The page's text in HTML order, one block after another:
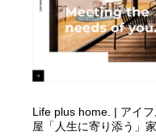
Life plus home. | アイ
屋「人生に寄り添う」